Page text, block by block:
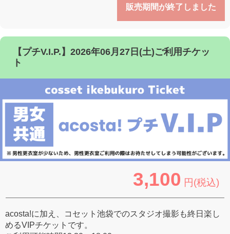
販売期間が終了しました
【プチV.I.P.】2026年06月27日(土)ご利用チケッ
ト
3,100 円(税込)
acosta!に加え、コセット池袋でのスタジオ撮影も終日楽し
めるVIPチケットです。